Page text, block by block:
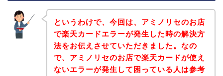
というわけで、今回は、アミノリセのお店
で楽天カードエラーが発生した時の解決方
法をお伝えさせていただきました。なの
で、アミノリセのお店で楽天カードが使え
ないエラーが発生して困っている人は参考